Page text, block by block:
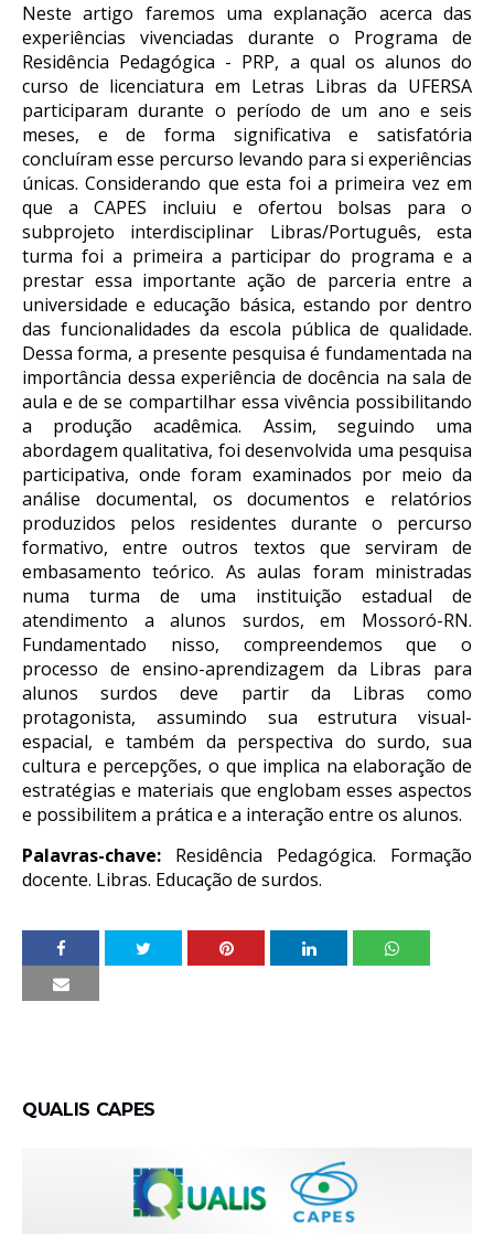
Neste artigo faremos uma explanação acerca das
experiências vivenciadas durante o Programa de
Residência Pedagógica - PRP, a qual os alunos do
curso de licenciatura em Letras Libras da UFERSA
participaram durante o período de um ano e seis
meses, e de forma significativa e satisfatória
concluíram esse percurso levando para si experiências
únicas. Considerando que esta foi a primeira vez em
que a CAPES incluiu e ofertou bolsas para o
subprojeto interdisciplinar Libras/Português, esta
turma foi a primeira a participar do programa e a
prestar essa importante ação de parceria entre a
universidade e educação básica, estando por dentro
das funcionalidades da escola pública de qualidade.
Dessa forma, a presente pesquisa é fundamentada na
importância dessa experiência de docência na sala de
aula e de se compartilhar essa vivência possibilitando
a produção acadêmica. Assim, seguindo uma
abordagem qualitativa, foi desenvolvida uma pesquisa
participativa, onde foram examinados por meio da
análise documental, os documentos e relatórios
produzidos pelos residentes durante o percurso
formativo, entre outros textos que serviram de
embasamento teórico. As aulas foram ministradas
numa turma de uma instituição estadual de
atendimento a alunos surdos, em Mossoró-RN.
Fundamentado nisso, compreendemos que o
processo de ensino-aprendizagem da Libras para
alunos surdos deve partir da Libras como
protagonista, assumindo sua estrutura visual-
espacial, e também da perspectiva do surdo, sua
cultura e percepções, o que implica na elaboração de
estratégias e materiais que englobam esses aspectos
e possibilitem a prática e a interação entre os alunos.
Palavras-chave: Residência Pedagógica. Formação
docente. Libras. Educação de surdos.
QUALIS CAPES